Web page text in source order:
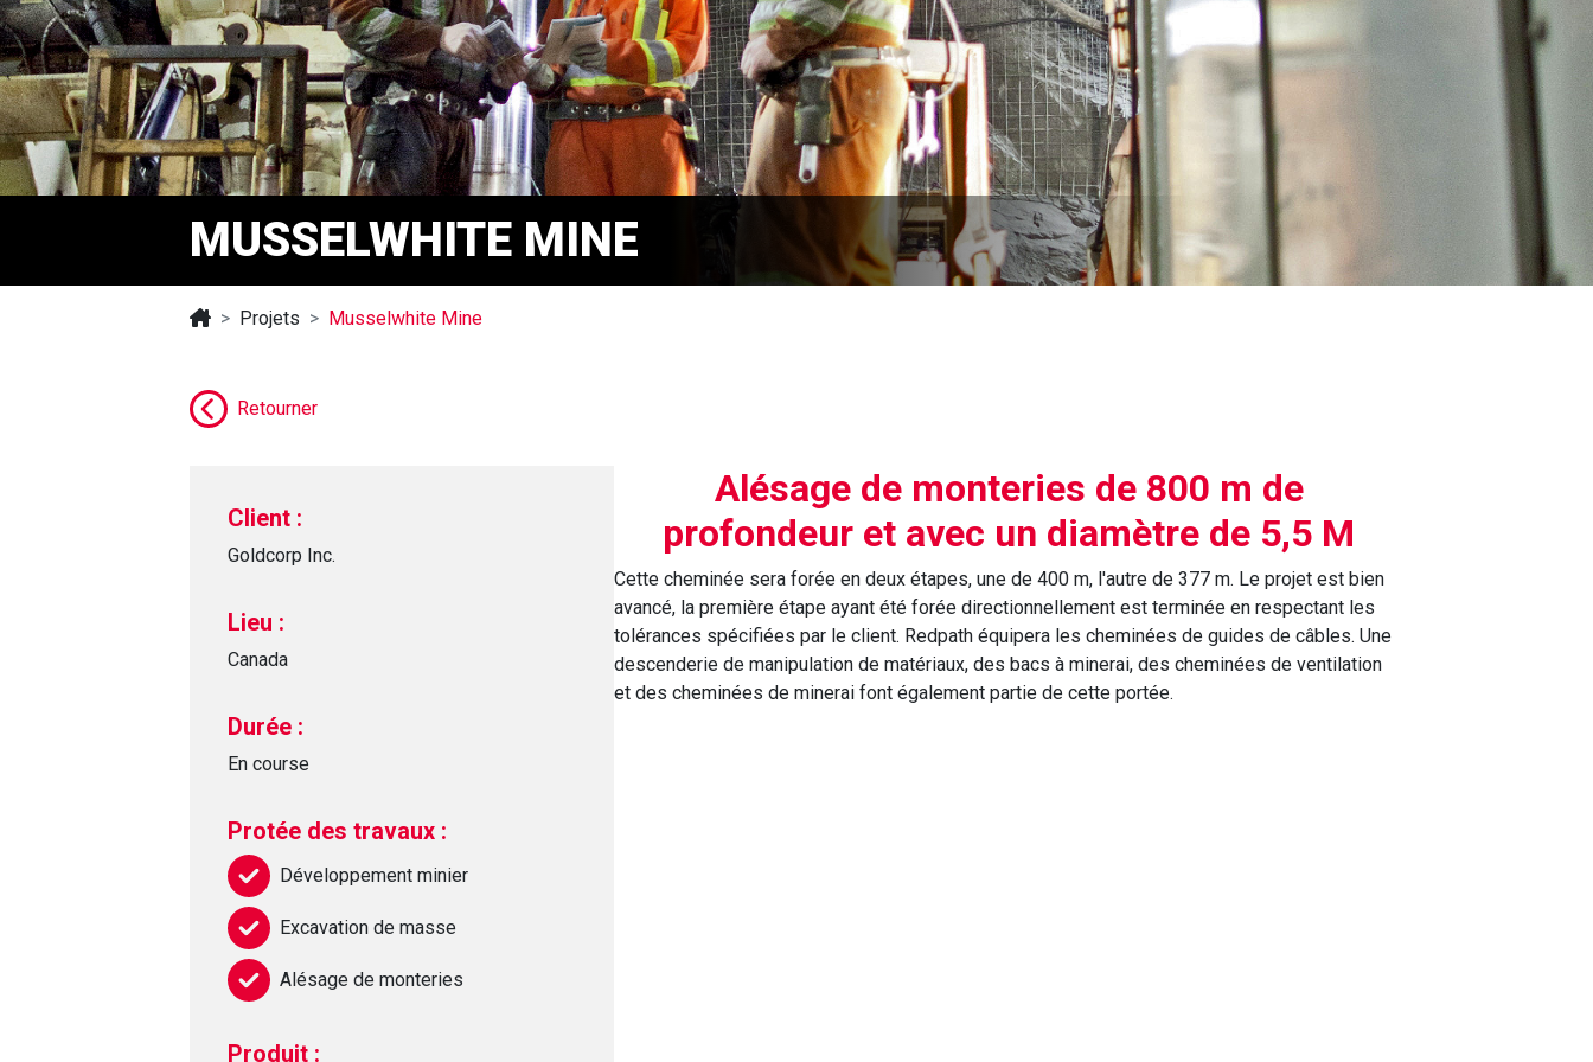
MUSSELWHITE MINE
Projets Musselwhite Mine
Retourner
Client :
Goldcorp Inc.
Lieu :
Canada
Durée :
En course
Protée des travaux :
Développement minier
Excavation de masse
Alésage de monteries
Produit :
Alésage de monteries de 800 m de
profondeur et avec un diamètre de 5,5 M
Cette cheminée sera forée en deux étapes, une de 400 m, l'autre de 377 m. Le projet est bien
avancé, la première étape ayant été forée directionnellement est terminée en respectant les
tolérances spécifiées par le client. Redpath équipera les cheminées de guides de câbles. Une
descenderie de manipulation de matériaux, des bacs à minerai, des cheminées de ventilation
et des cheminées de minerai font également partie de cette portée.